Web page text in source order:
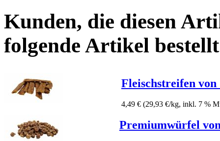
Kunden, die diesen
folgende Artikel
Fleischstreifen von
4,49 € (29,93 €/kg, inkl. 7 %
Premiumwürfel